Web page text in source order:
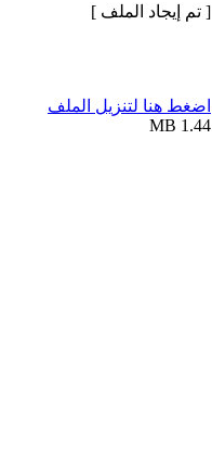
[ تم إيجاد الملف ]
اضغط هنا لتنزيل الملف
1.44 MB